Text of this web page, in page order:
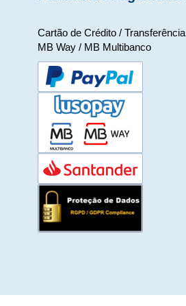
Cartão de Crédito / Transferência
MB Way / MB Multibanco